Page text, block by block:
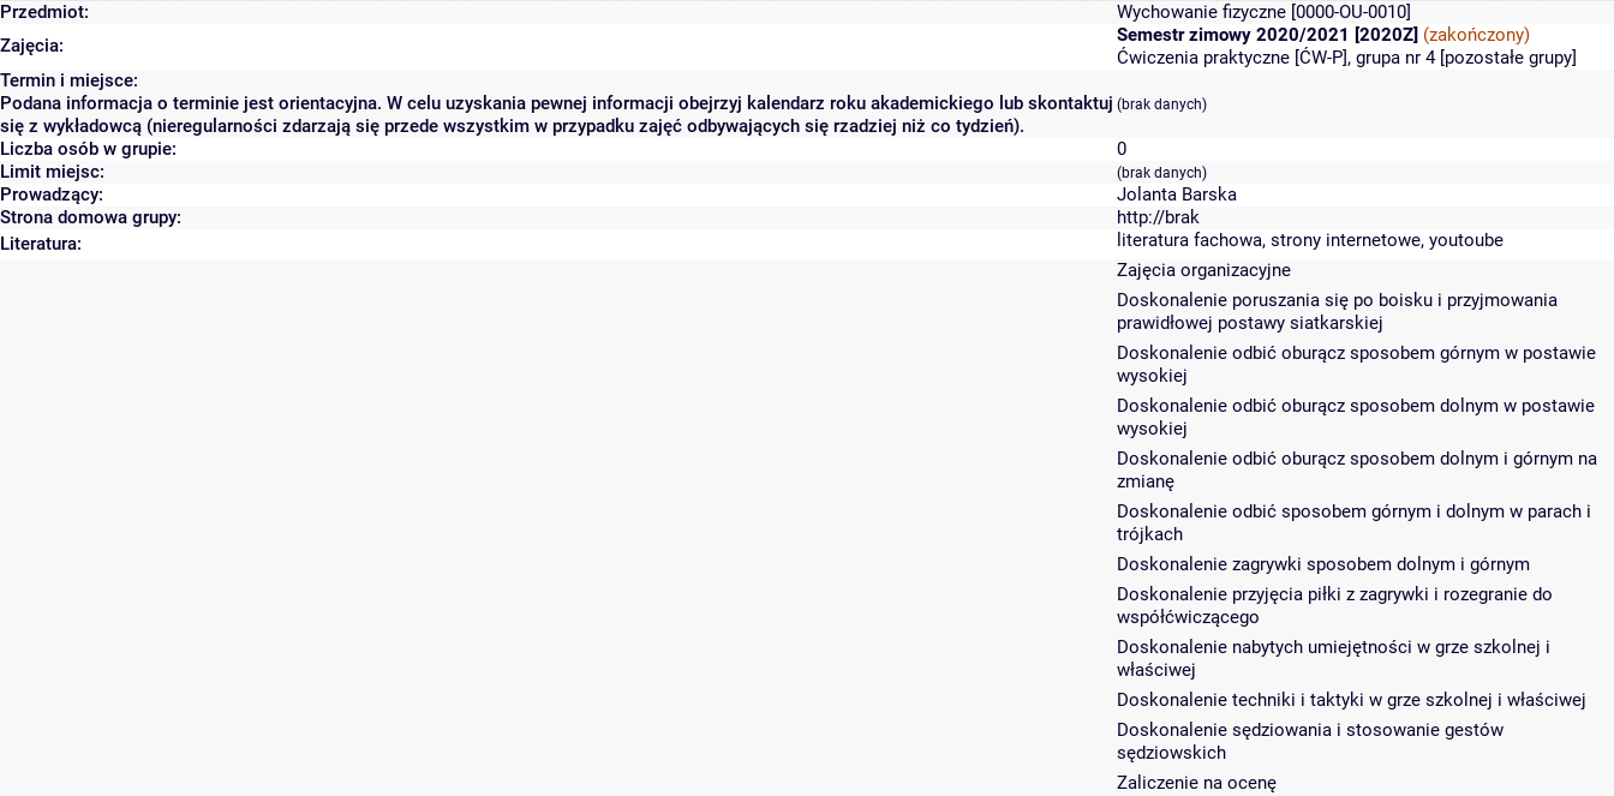
Przedmiot: Wychowanie fizyczne [0000-OU-0010]
Zajęcia:
Semestr zimowy 2020/2021 [2020Z] (zakończony)
Ćwiczenia praktyczne [ĆW-P], grupa nr 4 [pozostałe grupy]
Termin i miejsce:
Podana informacja o terminie jest orientacyjna. W celu uzyskania pewnej informacji obejrzyj kalendarz roku akademickiego lub skontaktuj
się z wykładowcą (nieregularności zdarzają się przede wszystkim w przypadku zajęć odbywających się rzadziej niż co tydzień).
(brak danych)
Liczba osób w grupie:
0
Limit miejsc:
(brak danych)
Prowadzący:
Jolanta Barska
Strona domowa grupy:
http://brak
Literatura:
literatura fachowa, strony internetowe, youtoube
Zajęcia organizacyjne
Doskonalenie poruszania się po boisku i przyjmowania
prawidłowej postawy siatkarskiej
Doskonalenie odbić oburącz sposobem górnym w postawie
wysokiej
Doskonalenie odbić oburącz sposobem dolnym w postawie
wysokiej
Doskonalenie odbić oburącz sposobem dolnym i górnym na
zmianę
Doskonalenie odbić sposobem górnym i dolnym w parach i
trójkach
Doskonalenie zagrywki sposobem dolnym i górnym
Doskonalenie przyjęcia piłki z zagrywki i rozegranie do
współćwiczącego
Doskonalenie nabytych umiejętności w grze szkolnej i
właściwej
Doskonalenie techniki i taktyki w grze szkolnej i właściwej
Doskonalenie sędziowania i stosowanie gestów
sędziowskich
Zaliczenie na ocenę